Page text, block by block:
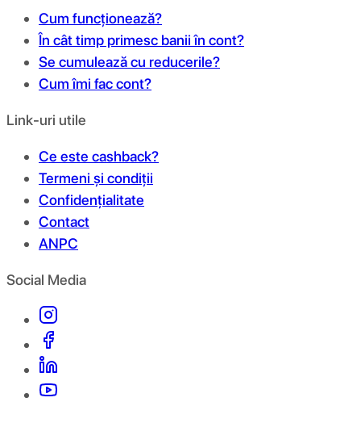
Cum funcționează?
În cât timp primesc banii în cont?
Se cumulează cu reducerile?
Cum îmi fac cont?
Link-uri utile
Ce este cashback?
Termeni și condiții
Confidențialitate
Contact
ANPC
Social Media